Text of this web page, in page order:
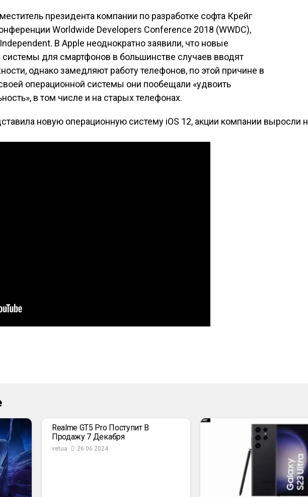
президента компании по разработке софта Крейг
Worldwide Developers Conference 2018 (WWDC),
В Apple неоднократно заявили, что новые
для смартфонов в большинстве случаев вводят
однако замедляют работу телефонов, по этой причине в
операционной системы они пообещали «удвоить
в том числе и на старых телефонах.
новую операционную систему iOS 12, акции компании выросли
Realme GT5 Pro Поступит В
Продажу 7 Декабря
vetua 26.06.2024